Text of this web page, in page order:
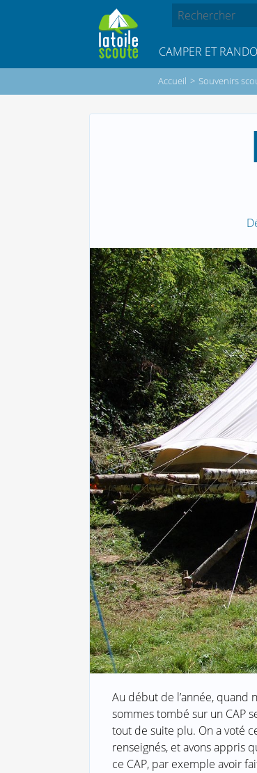
CAMPER ET
Accueil > Souvenirs
Au début de l’année, quand
sommes tombé sur un CAP
tout de suite plu. On a voté
renseignés, et avons appris
ce CAP, par exemple avoir